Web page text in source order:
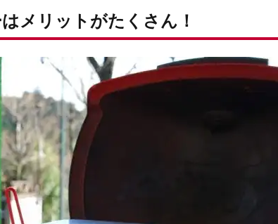
メリットがたくさん！